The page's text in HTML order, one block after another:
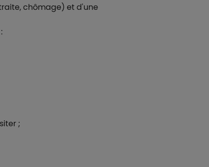
chômage) et d'une
;